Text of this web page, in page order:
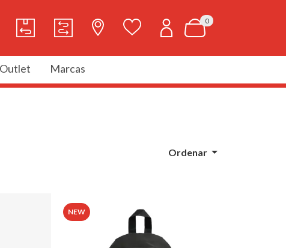
0
Outlet Marcas
Ordenar
NEW